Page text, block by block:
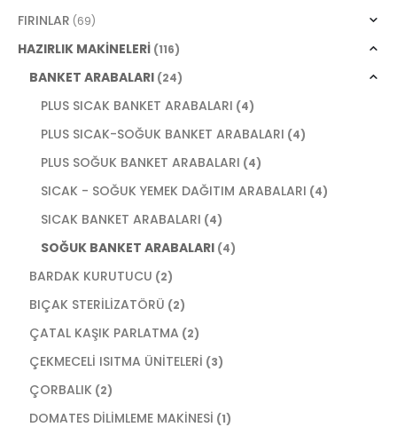
FIRINLAR (69)
HAZIRLIK MAKİNELERİ (116)
BANKET ARABALARI (24)
PLUS SICAK BANKET ARABALARI (4)
PLUS SICAK-SOĞUK BANKET ARABALARI (4)
PLUS SOĞUK BANKET ARABALARI (4)
SICAK - SOĞUK YEMEK DAĞITIM ARABALARI (4)
SICAK BANKET ARABALARI (4)
SOĞUK BANKET ARABALARI (4)
BARDAK KURUTUCU (2)
BIÇAK STERİLİZATÖRÜ (2)
ÇATAL KAŞIK PARLATMA (2)
ÇEKMECELİ ISITMA ÜNİTELERİ (3)
ÇORBALIK (2)
DOMATES DİLİMLEME MAKİNESİ (1)